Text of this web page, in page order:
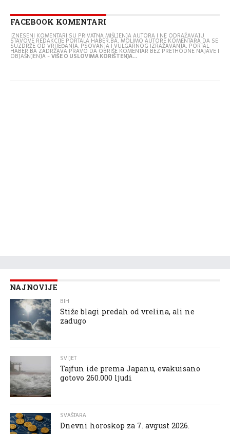
FACEBOOK KOMENTARI
IZNESENI KOMENTARI SU PRIVATNA MIŠLJENJA AUTORA I NE ODRAŽAVAJU
STAVOVE REDAKCIJE PORTALA HABER.BA. MOLIMO AUTORE KOMENTARA DA SE
SUZDRŽE OD VRIJEĐANJA, PSOVANJA I VULGARNOG IZRAŽAVANJA. PORTAL
HABER.BA ZADRŽAVA PRAVO DA OBRIŠE KOMENTAR BEZ PRETHODNE NAJAVE I
OBJAŠNJENJA -VIŠE O USLOVIMA KORIŠTENJA...
NAJNOVIJE
BIH
Stiže blagi predah od vrelina, ali ne
zadugo
SVIJET
Tajfun ide prema Japanu, evakuisano
gotovo 260.000 ljudi
SVAŠTARA
Dnevni horoskop za 7. avgust 2026.